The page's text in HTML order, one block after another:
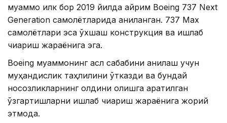
муаммо илк бор 2019 йилда айрим Boeing 737 Next
Generation самолётларида аниқланган. 737 Max
самолётлари эса ўхшаш конструкция ва ишлаб
чиқариш жараёнига эга.
Boeing муаммонинг асл сабабини аниқлаш учун
муҳандислик таҳлилини ўтказди ва бундай
носозликларнинг олдини олишга қаратилган
ўзгартишларни ишлаб чиқариш жараёнига жорий
этмоқда.